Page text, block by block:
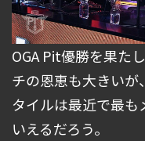
OGA Pit優勝を果た
チの恩恵も大きい
タイルは最近で最も
いえるだろう。